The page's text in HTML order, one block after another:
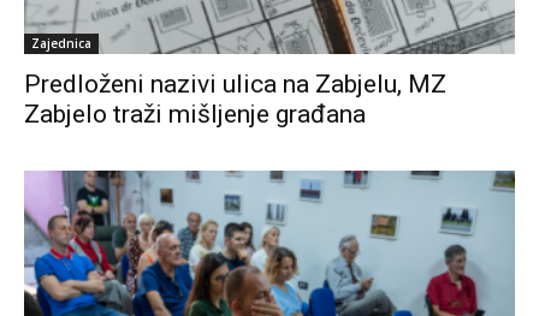
Zajednica
Predloženi nazivi ulica na Zabjelu, MZ
Zabjelo traži mišljenje građana